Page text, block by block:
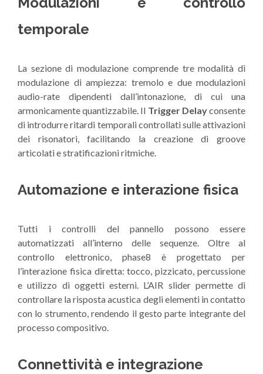
temporale
La sezione di modulazione comprende tre modalità di
modulazione di ampiezza: tremolo e due modulazioni
audio-rate dipendenti dall’intonazione, di cui una
armonicamente quantizzabile. Il Trigger Delayconsente
di introdurre ritardi temporali controllati sulle attivazioni
dei risonatori, facilitando la creazione di groove
articolati e stratificazioni ritmiche.
Automazione e interazione fisica
Tutti i controlli del pannello possono essere
automatizzati all’interno delle sequenze. Oltre al
controllo elettronico, phase8 è progettato per
l’interazione fisica diretta: tocco, pizzicato, percussione
e utilizzo di oggetti esterni. L’AIR slider permette di
controllare la risposta acustica degli elementi in contatto
con lo strumento, rendendo il gesto parte integrante del
processo compositivo.
Connettività e integrazione